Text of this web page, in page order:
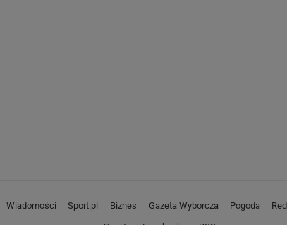
Wiadomości Sport.pl Biznes Gazeta Wyborcza Pogoda